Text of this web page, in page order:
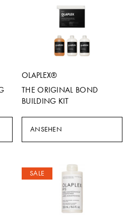
OLAPLEX®
THE ORIGINAL BOND
BUILDING KIT
ANSEHEN
SALE